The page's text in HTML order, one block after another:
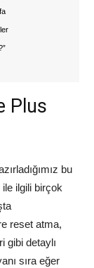
Plus
bu
ilgili birçok
reset atma,
gibi detaylı
sıra eğer